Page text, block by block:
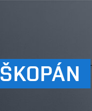
ŠKOPÁN